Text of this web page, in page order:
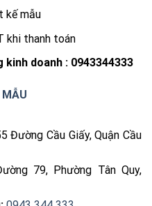
kế mẫu
khi thanh toán
kinh doanh : 0943344333
MẪU
Đường Cầu Giấy, Quận Cầu
79, Phường Tân Quy,